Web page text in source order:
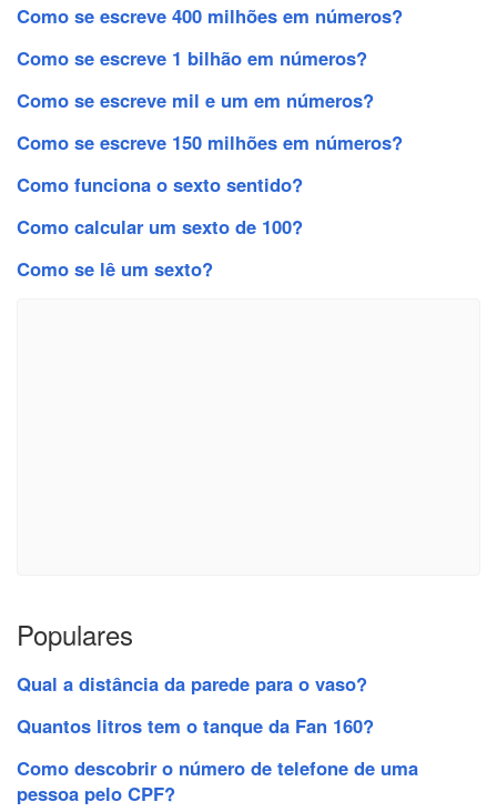
Como se escreve 400 milhões em números?
Como se escreve 1 bilhão em números?
Como se escreve mil e um em números?
Como se escreve 150 milhões em números?
Como funciona o sexto sentido?
Como calcular um sexto de 100?
Como se lê um sexto?
Populares
Qual a distância da parede para o vaso?
Quantos litros tem o tanque da Fan 160?
Como descobrir o número de telefone de uma
pessoa pelo CPF?